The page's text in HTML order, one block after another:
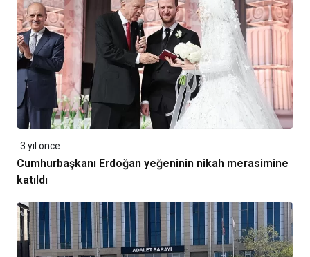
3 yıl önce
Cumhurbaşkanı Erdoğan yeğeninin nikah merasimine
katıldı